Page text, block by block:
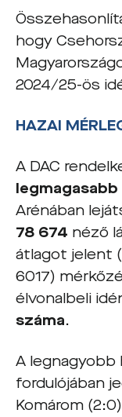
hogy
2024/25-ös
HAZAI
A DAC
Arénában
78 674 néző
átlagot jelent
6017)
élvonalbeli
száma.
A legnagyobb
fordulójában
Komárom